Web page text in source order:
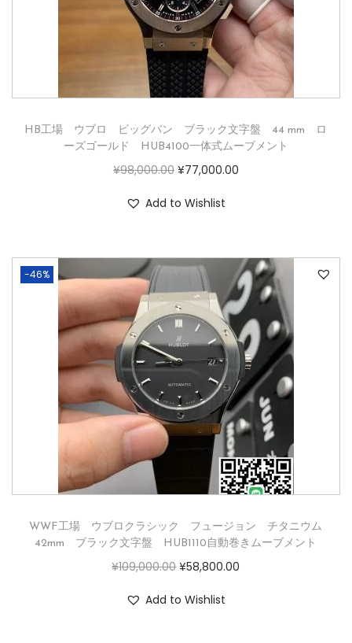
HB工場 ウブロ ビッグバン ブラック文字盤 44 mm ロ
ーズゴールド HUB4100一体式ムーブメント
¥98,000.00 ¥77,000.00
Add to Wishlist
-46%
WWF工場 ウブロクラシック フュージョン チタニウム
42mm ブラック文字盤 HUB1110自動巻きムーブメント
¥109,000.00 ¥58,800.00
Add to Wishlist